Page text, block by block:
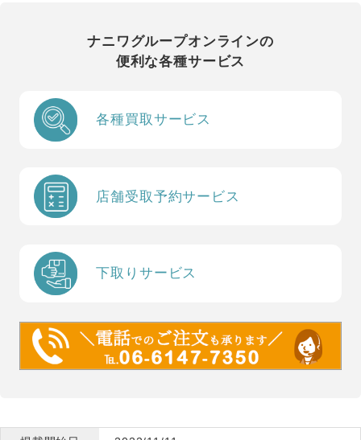
ナニワグループオンラインの
便利な各種サービス
各種買取サービス
店舗受取予約サービス
下取りサービス